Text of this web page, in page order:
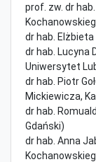
prof. zw. dr
dr hab.
dr hab. Lucyna
Uniwersytet
dr hab. Piotr
Mickiewicza,
dr hab.
Gdański)
dr hab. Anna